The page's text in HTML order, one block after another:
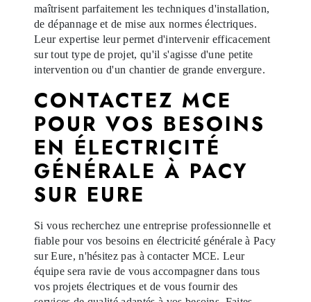
maîtrisent parfaitement les techniques d'installation,
de dépannage et de mise aux normes électriques.
Leur expertise leur permet d'intervenir efficacement
sur tout type de projet, qu'il s'agisse d'une petite
intervention ou d'un chantier de grande envergure.
CONTACTEZ MCE
POUR VOS BESOINS
EN ÉLECTRICITÉ
GÉNÉRALE À PACY
SUR EURE
Si vous recherchez une entreprise professionnelle et
fiable pour vos besoins en électricité générale à Pacy
sur Eure, n'hésitez pas à contacter MCE. Leur
équipe sera ravie de vous accompagner dans tous
vos projets électriques et de vous fournir des